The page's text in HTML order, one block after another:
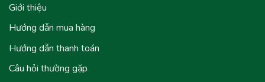
Giới thiệu
Hướng dẫn mua hàng
Hướng dẫn thanh toán
Câu hỏi thường gặp